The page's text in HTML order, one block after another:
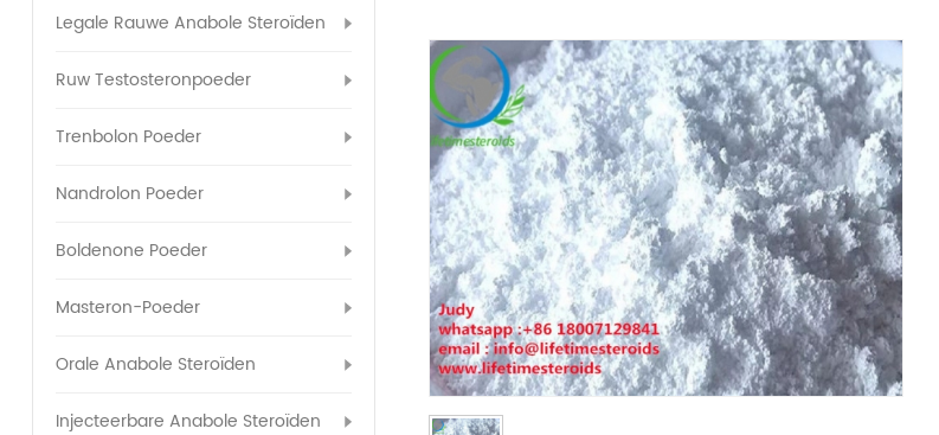
Legale Rauwe Anabole Steroïden
Ruw Testosteronpoeder
Trenbolon Poeder
Nandrolon Poeder
Boldenone Poeder
Masteron-Poeder
Orale Anabole Steroïden
Injecteerbare Anabole Steroïden